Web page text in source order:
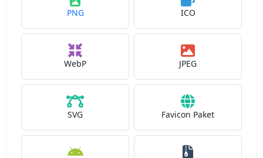
PNG ICO
WebP JPEG
SVG Favicon Paket